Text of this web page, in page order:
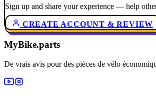
Sign up and share your experience — help
CREATE ACCOUNT & REVIEW
MyBike.parts
De vrais avis pour des pièces de vélo